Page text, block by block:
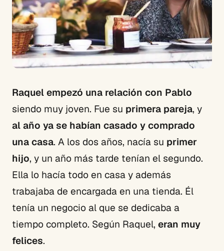
Raquel empezó una relación con Pablo
siendo muy joven. Fue su primera pareja, y
al año ya se habían casado y comprado
una casa. A los dos años, nacía su primer
hijo, y un año más tarde tenían el segundo.
Ella lo hacía todo en casa y además
trabajaba de encargada en una tienda. Él
tenía un negocio al que se dedicaba a
tiempo completo. Según Raquel, eran muy
felices.